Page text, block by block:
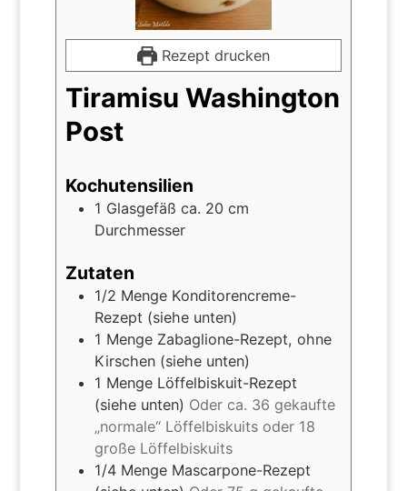
Rezept drucken
Tiramisu Washington
Post
Kochutensilien
1 Glasgefäß ca. 20 cm
Durchmesser
Zutaten
1/2 Menge Konditorencreme-
Rezept (siehe unten)
1 Menge Zabaglione-Rezept, ohne
Kirschen (siehe unten)
1 Menge Löffelbiskuit-Rezept
(siehe unten) Oder ca. 36 gekaufte
„normale“ Löffelbiskuits oder 18
große Löffelbiskuits
1/4 Menge Mascarpone-Rezept